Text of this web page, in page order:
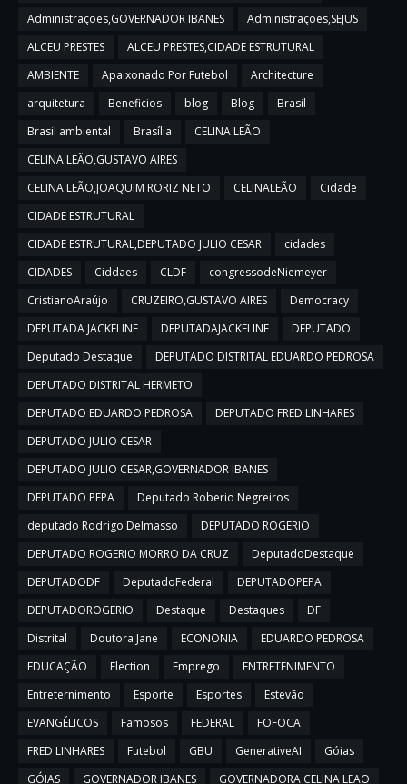
Administrações,GOVERNADOR IBANES
Administrações,SEJUS
ALCEU PRESTES
ALCEU PRESTES,CIDADE ESTRUTURAL
AMBIENTE
Apaixonado Por Futebol
Architecture
arquitetura
Beneficios blog Blog
Brasil
Brasil ambiental
Brasília
CELINA LEÃO
CELINA LEÃO,GUSTAVO AIRES
CELINA LEÃO,JOAQUIM RORIZ NETO
CELINALEÃO
Cidade
CIDADE ESTRUTURAL
CIDADE ESTRUTURAL,DEPUTADO JULIO CESAR
cidades
CIDADES
Ciddaes CLDF
congressodeNiemeyer
CristianoAraújo
CRUZEIRO,GUSTAVO AIRES
Democracy
DEPUTADA JACKELINE
DEPUTADAJACKELINE
DEPUTADO
Deputado Destaque
DEPUTADO DISTRITAL EDUARDO PEDROSA
DEPUTADO DISTRITAL HERMETO
DEPUTADO EDUARDO PEDROSA
DEPUTADO FRED LINHARES
DEPUTADO JULIO CESAR
DEPUTADO JULIO CESAR,GOVERNADOR IBANES
DEPUTADO PEPA
Deputado Roberio Negreiros
deputado Rodrigo Delmasso
DEPUTADO ROGERIO
DEPUTADO ROGERIO MORRO DA CRUZ
DeputadoDestaque
DEPUTADODF
DeputadoFederal
DEPUTADOPEPA
DEPUTADOROGERIO
Destaque Destaques
DF
Distrital
Doutora Jane ECONONIA
EDUARDO PEDROSA
EDUCAÇÃO
Election Emprego
ENTRETENIMENTO
Entreternimento
Esporte Esportes
Estevão
EVANGÉLICOS
Famosos FEDERAL
FOFOCA
FRED LINHARES
Futebol GBU GenerativeAI
Góias
GÓIAS
GOVERNADOR IBANES
GOVERNADORA CELINA LEAO